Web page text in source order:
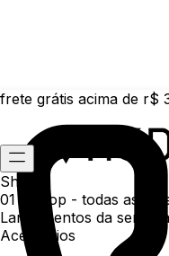
frete grátis acima de r$
Shop
01 /
Shop - todas as
Lançamentos da semana
Acessórios